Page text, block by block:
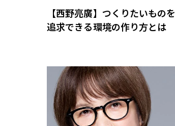
【西野亮廣】つくりたいものを
追求できる環境の作り方とは